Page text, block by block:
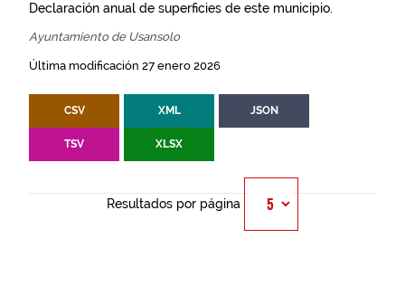
Declaración anual de superficies de este municipio.
Ayuntamiento de Usansolo
Última modificación 27 enero 2026
CSV XML JSON
TSV XLSX
Resultados por página